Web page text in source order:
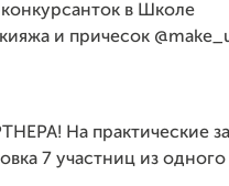
конкурсанток в Школе
и причесок
На практические
7 участниц из